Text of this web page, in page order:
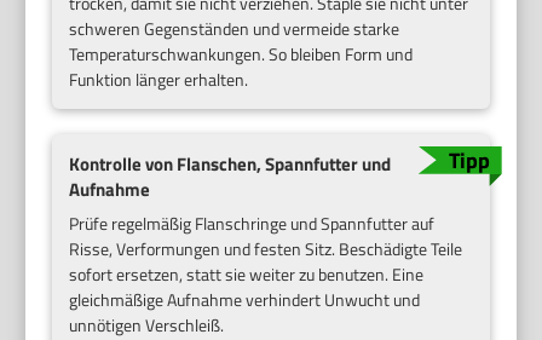
schweren Gegenständen und vermeide starke
Temperaturschwankungen. So bleiben Form und
Funktion länger erhalten.
Kontrolle von Flanschen, Spannfutter und
Aufnahme
Prüfe regelmäßig Flanschringe und Spannfutter auf
Risse, Verformungen und festen Sitz. Beschädigte Teile
sofort ersetzen, statt sie weiter zu benutzen. Eine
gleichmäßige Aufnahme verhindert Unwucht und
unnötigen Verschleiß.